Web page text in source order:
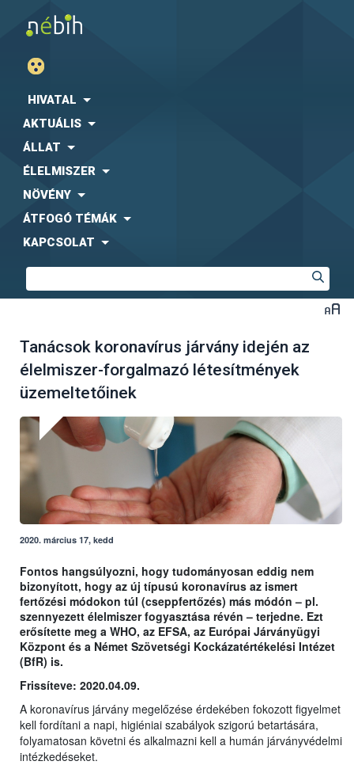
HIVATAL
AKTUÁLIS
ÁLLAT
ÉLELMISZER
NÖVÉNY
ÁTFOGÓ TÉMÁK
KAPCSOLAT
Tanácsok koronavírus járvány idején az
élelmiszer-forgalmazó létesítmények
üzemeltetőinek
2020. március 17, kedd
Fontos hangsúlyozni, hogy tudományosan eddig nem
bizonyított, hogy az új típusú koronavírus az ismert
fertőzési módokon túl (cseppfertőzés) más módón – pl.
szennyezett élelmiszer fogyasztása révén – terjedne. Ezt
erősítette meg a WHO, az EFSA, az Európai Járványügyi
Központ és a Német Szövetségi Kockázatértékelési Intézet
(BfR) is.
Frissíteve: 2020.04.09.
A koronavírus járvány megelőzése érdekében fokozott figyelmet
kell fordítani a napi, higiéniai szabályok szigorú betartására,
folyamatosan követni és alkalmazni kell a humán járványvédelmi
intézkedéseket.